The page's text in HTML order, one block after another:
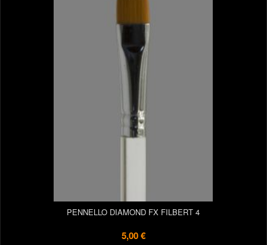
PENNELLO DIAMOND FX FILBERT 4
5,00 €